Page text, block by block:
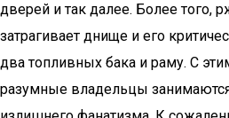
дверей и так далее. Более того,
затрагивает днище и его
два топливных бака и раму. С
разумные владельцы